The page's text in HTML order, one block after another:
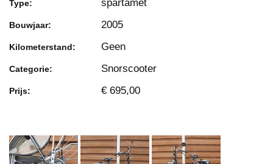
Type: spartamet
Bouwjaar: 2005
Kilometerstand: Geen
Categorie: Snorscooter
Prijs: € 695,00